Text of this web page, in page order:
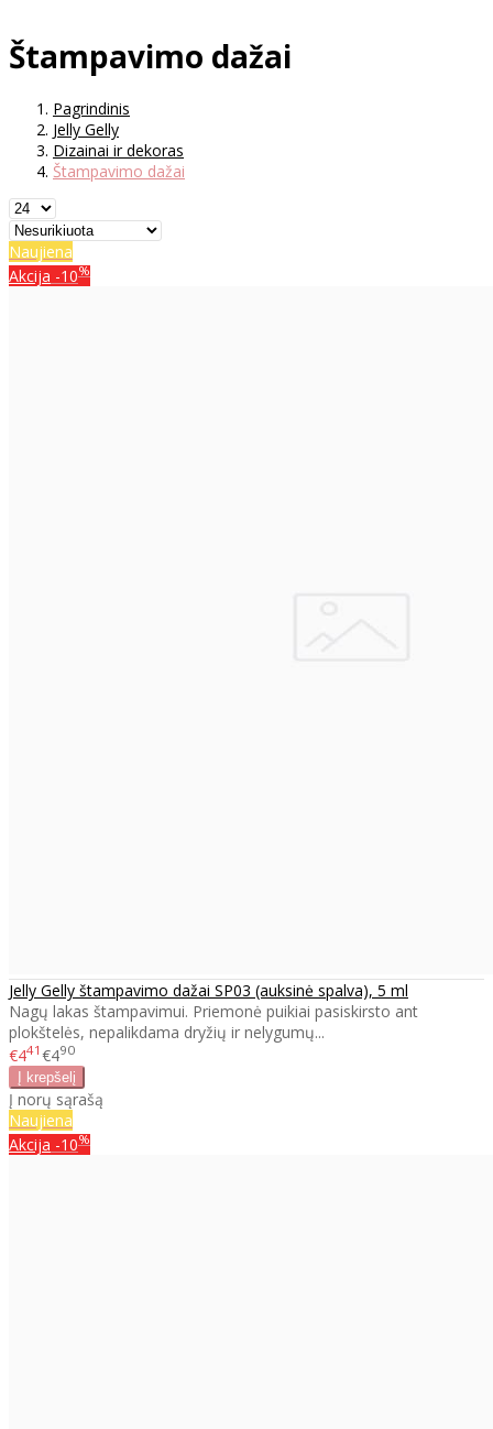
Štampavimo dažai
Pagrindinis
Jelly Gelly
Dizainai ir dekoras
Štampavimo dažai
Naujiena
Akcija -10%
Jelly Gelly štampavimo dažai SP03 (auksinė spalva), 5 ml
Nagų lakas štampavimui. Priemonė puikiai pasiskirsto ant
plokštelės, nepalikdama dryžių ir nelygumų...
€441 €490
Į norų sąrašą
Naujiena
Akcija -10%